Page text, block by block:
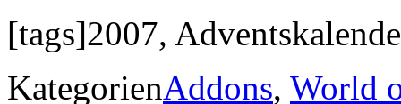
[tags]2007,
KategorienAddons, World